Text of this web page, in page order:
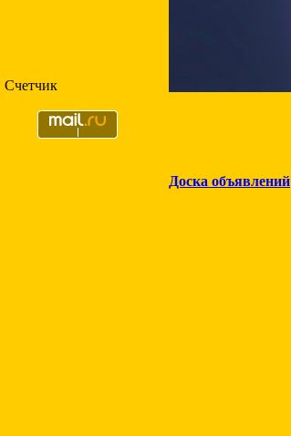
Счетчик
Доска объявлений